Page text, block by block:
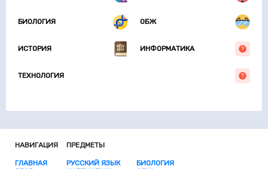
БИОЛОГИЯ ОБЖ
ИСТОРИЯ ИНФОРМАТИКА
ТЕХНОЛОГИЯ
НАВИГАЦИЯ
ГЛАВНАЯ
ПРЕДМЕТЫ
РУССКИЙ ЯЗЫК
БИОЛОГИЯ